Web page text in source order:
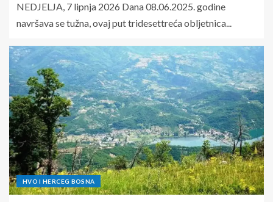
NEDJELJA, 7 lipnja 2026 Dana 08.06.2025. godine
navršava se tužna, ovaj put tridesettreća obljetnica...
HVO I HERCEG BOSNA